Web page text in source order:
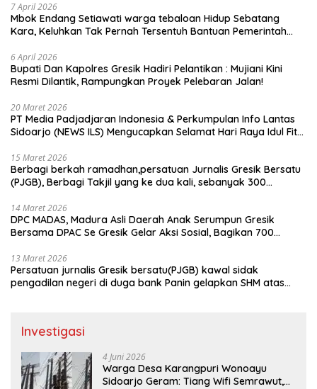
7 April 2026
Mbok Endang Setiawati warga tebaloan Hidup Sebatang
Kara, Keluhkan Tak Pernah Tersentuh Bantuan Pemerintah
6 April 2026
​Bupati Dan Kapolres Gresik Hadiri Pelantikan : Mujiani Kini
Resmi Dilantik, Rampungkan Proyek Pelebaran Jalan!
20 Maret 2026
PT Media Padjadjaran Indonesia & Perkumpulan Info Lantas
Sidoarjo (NEWS ILS) Mengucapkan Selamat Hari Raya Idul Fitri
15 Maret 2026
Berbagi berkah ramadhan,persatuan Jurnalis Gresik Bersatu
(PJGB), Berbagi Takjil yang ke dua kali, sebanyak 300
14 Maret 2026
DPC MADAS, Madura Asli Daerah Anak Serumpun Gresik
Bersama DPAC Se Gresik Gelar Aksi Sosial, Bagikan 700
13 Maret 2026
Persatuan jurnalis Gresik bersatu(PJGB) kawal sidak
pengadilan negeri di duga bank Panin gelapkan SHM atas
Investigasi
4 Juni 2026
Warga Desa Karangpuri Wonoayu
Sidoarjo Geram: Tiang Wifi Semrawut,